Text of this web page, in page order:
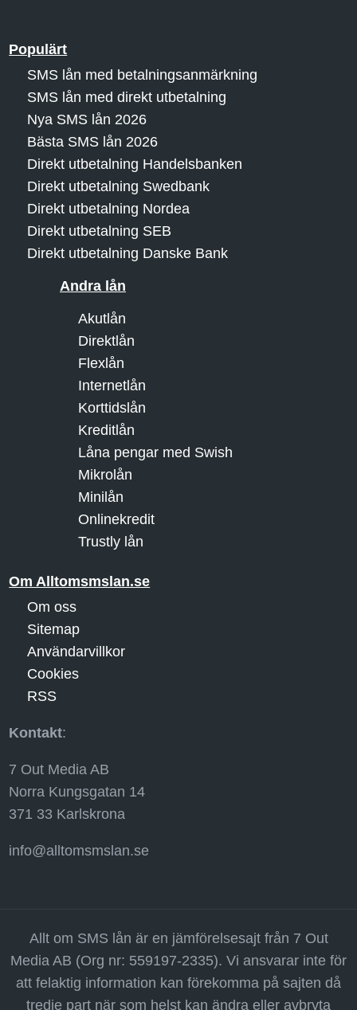
Populärt
SMS lån med betalningsanmärkning
SMS lån med direkt utbetalning
Nya SMS lån 2026
Bästa SMS lån 2026
Direkt utbetalning Handelsbanken
Direkt utbetalning Swedbank
Direkt utbetalning Nordea
Direkt utbetalning SEB
Direkt utbetalning Danske Bank
Andra lån
Akutlån
Direktlån
Flexlån
Internetlån
Korttidslån
Kreditlån
Låna pengar med Swish
Mikrolån
Minilån
Onlinekredit
Trustly lån
Om Alltomsmslan.se
Om oss
Sitemap
Användarvillkor
Cookies
RSS
Kontakt:
7 Out Media AB
Norra Kungsgatan 14
371 33 Karlskrona
info@alltomsmslan.se
Allt om SMS lån är en jämförelsesajt från 7 Out
Media AB (Org nr: 559197-2335). Vi ansvarar inte för
att felaktig information kan förekomma på sajten då
tredje part när som helst kan ändra eller avbryta